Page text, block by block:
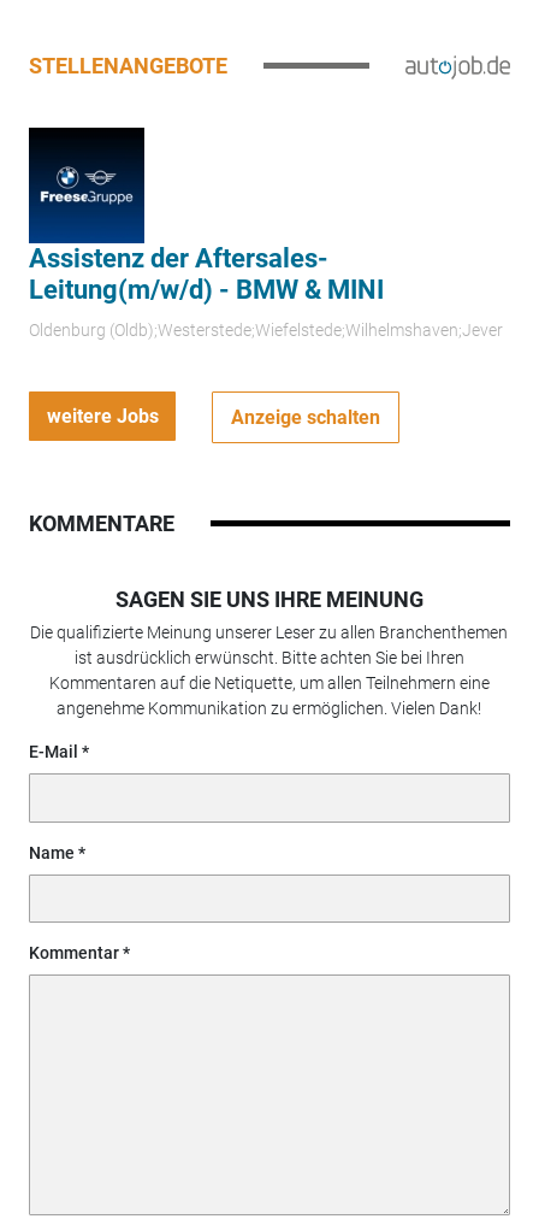
STELLENANGEBOTE
Assistenz der Aftersales-
Leitung(m/w/d) - BMW & MINI
Oldenburg (Oldb);Westerstede;Wiefelstede;Wilhelmshaven;Jever
weitere Jobs Anzeige schalten
KOMMENTARE
SAGEN SIE UNS IHRE MEINUNG
Die qualifizierte Meinung unserer Leser zu allen Branchenthemen
ist ausdrücklich erwünscht. Bitte achten Sie bei Ihren
Kommentaren auf die Netiquette, um allen Teilnehmern eine
angenehme Kommunikation zu ermöglichen. Vielen Dank!
E-Mail
Name
Kommentar